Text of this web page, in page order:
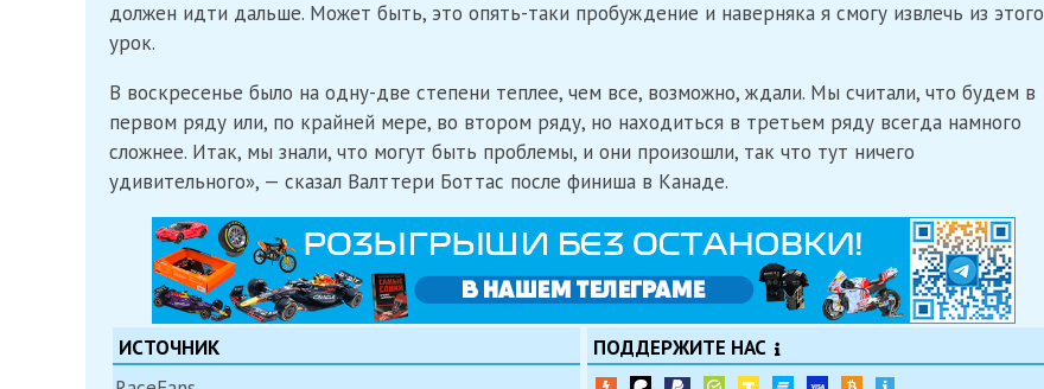
должен идти дальше. Может быть, это опять-таки пробуждение и наверняка я смогу извлечь из этого
урок.
В воскресенье было на одну-две степени теплее, чем все, возможно, ждали. Мы считали, что будем в
первом ряду или, по крайней мере, во втором ряду, но находиться в третьем ряду всегда намного
сложнее. Итак, мы знали, что могут быть проблемы, и они произошли, так что тут ничего
удивительного», — сказал Валттери Боттас после финиша в Канаде.
ИСТОЧНИК
ПОДДЕРЖИТЕ НАС